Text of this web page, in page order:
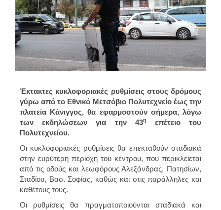
Έκτακτες κυκλοφοριακές ρυθμίσεις στους δρόμους
γύρω από το Εθνικό Μετσόβιο Πολυτεχνείο έως την
πλατεία Κάνιγγος, θα εφαρμοστούν σήμερα, λόγω
των εκδηλώσεων για την 43η
επέτειο του
Πολυτεχνείου.
Οι κυκλοφοριακές ρυθμίσεις θα επεκταθούν σταδιακά
στην ευρύτερη περιοχή του κέντρου, που περικλείεται
από τις οδούς και λεωφόρους Αλεξάνδρας, Πατησίων,
Σταδίου, Βασ. Σοφίας, καθώς και στις παράλληλες και
καθέτους τους.
Οι ρυθμίσεις θα πραγματοποιούνται σταδιακά και